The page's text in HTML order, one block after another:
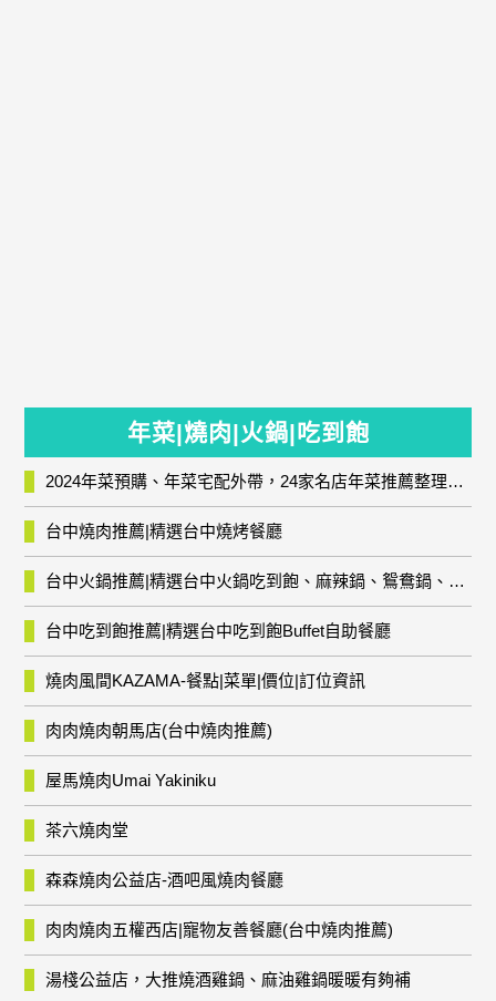
年菜|燒肉|火鍋|吃到飽
2024年菜預購、年菜宅配外帶，24家名店年菜推薦整理，圍爐輕鬆上菜團圓趣
台中燒肉推薦|精選台中燒烤餐廳
台中火鍋推薦|精選台中火鍋吃到飽、麻辣鍋、鴛鴦鍋、石頭火鍋、酸菜白肉鍋、海鮮鍋、燒酒雞、麻油雞、壽喜燒等熱門人氣火鍋店!
台中吃到飽推薦|精選台中吃到飽Buffet自助餐廳
燒肉風間KAZAMA-餐點|菜單|價位|訂位資訊
肉肉燒肉朝馬店(台中燒肉推薦)
屋馬燒肉Umai Yakiniku
茶六燒肉堂
森森燒肉公益店-酒吧風燒肉餐廳
肉肉燒肉五權西店|寵物友善餐廳(台中燒肉推薦)
湯棧公益店，大推燒酒雞鍋、麻油雞鍋暖暖有夠補